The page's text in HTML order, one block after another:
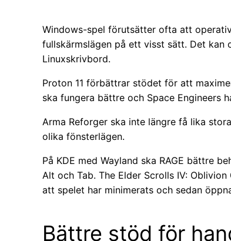
Windows-spel förutsätter ofta att
fullskärmslägen på ett visst sätt. Det kan
Linuxskrivbord.
Proton 11 förbättrar stödet för att
ska fungera bättre och Space
Arma Reforger ska inte längre få lika
olika fönsterlägen.
På KDE med Wayland ska RAGE bättre
Alt och Tab. The Elder Scrolls IV:
att spelet har minimerats och sedan
Bättre stöd för